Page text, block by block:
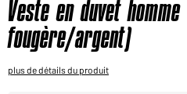
Veste en duvet
fougère/argent)
plus de détails du produit